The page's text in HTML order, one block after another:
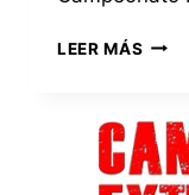
LEER MÁS LA
4×4